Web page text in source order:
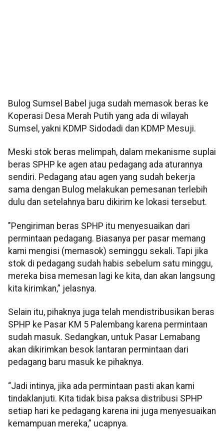
Bulog Sumsel Babel juga sudah memasok beras ke
Koperasi Desa Merah Putih yang ada di wilayah
Sumsel, yakni KDMP Sidodadi dan KDMP Mesuji.
Meski stok beras melimpah, dalam mekanisme suplai
beras SPHP ke agen atau pedagang ada aturannya
sendiri. Pedagang atau agen yang sudah bekerja
sama dengan Bulog melakukan pemesanan terlebih
dulu dan setelahnya baru dikirim ke lokasi tersebut.
"Pengiriman beras SPHP itu menyesuaikan dari
permintaan pedagang. Biasanya per pasar memang
kami mengisi (memasok) seminggu sekali. Tapi jika
stok di pedagang sudah habis sebelum satu minggu,
mereka bisa memesan lagi ke kita, dan akan langsung
kita kirimkan,” jelasnya.
Selain itu, pihaknya juga telah mendistribusikan beras
SPHP ke Pasar KM 5 Palembang karena permintaan
sudah masuk. Sedangkan, untuk Pasar Lemabang
akan dikirimkan besok lantaran permintaan dari
pedagang baru masuk ke pihaknya.
“Jadi intinya, jika ada permintaan pasti akan kami
tindaklanjuti. Kita tidak bisa paksa distribusi SPHP
setiap hari ke pedagang karena ini juga menyesuaikan
kemampuan mereka,” ucapnya.